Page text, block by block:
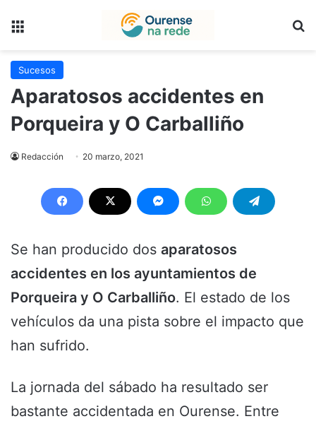
Sucesos
Aparatosos accidentes en
Porqueira y O Carballiño
Redacción 20 marzo, 2021
Se han producido dos aparatosos
accidentes en los ayuntamientos de
Porqueira y O Carballiño. El estado de los
vehículos da una pista sobre el impacto que
han sufrido.
La jornada del sábado ha resultado ser
bastante accidentada en Ourense. Entre